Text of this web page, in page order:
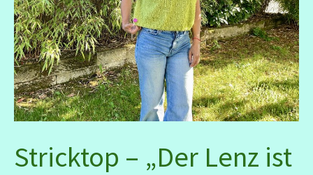
Stricktop – „Der Lenz ist